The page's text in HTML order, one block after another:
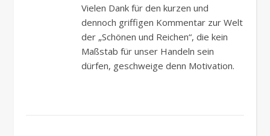
Vielen Dank für den kurzen und
dennoch griffigen Kommentar zur Welt
der „Schönen und Reichen“, die kein
Maßstab für unser Handeln sein
dürfen, geschweige denn Motivation.